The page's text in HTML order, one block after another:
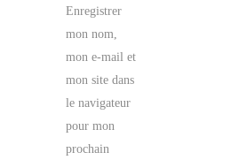
Enregistrer
mon nom,
mon e-mail et
mon site dans
le navigateur
pour mon
prochain